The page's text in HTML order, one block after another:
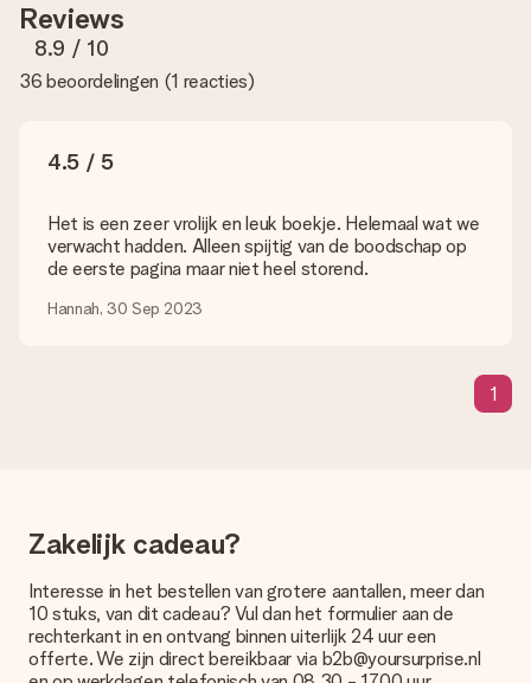
te gebruiken. Als je niet zeker bent over de kwaliteit van je
foto, neem dan contact op met onze klantenservice en stuur
je foto mee met het cadeau dat je wilt bestellen. Zij kunnen
de kwaliteit dan voor je controleren!
Je kan gebruik maken van JPG en PNG bestanden om te
uploaden in onze editor. Is dit te technisch of heb je een
gebruiken? Neem dan even contact op met onze
klantenservice, zij helpen je graag zodat je alsnog jouw cadeau
kunt maken!
Wat als de kleur of optie die ik wil niet beschikbaar is?
je een persoonlijke boodschap plaatsen, zodat de ontvanger
precies weet van wie de verrassing afkomstig is.
Wordt mijn cadeau ingepakt geleverd?
Momenteel hebben we (nog) geen inpakservice om jouw
cadeau mooi in te pakken. Wel versturen we onze cadeaus in
een feestelijke verzendverpakking. Zo is jouw cadeau klaar om
Reviews
8.9 / 10
36 beoordelingen (1 reacties)
4.5 / 5
Het is een zeer vrolijk en leuk boekje. Helemaal wat we
verwacht hadden. Alleen spijtig van de boodschap op
de eerste pagina maar niet heel storend.
Hannah, 30 Sep 2023
1
Zakelijk cadeau?
Interesse in het bestellen van grotere aantallen, meer dan
10 stuks, van dit cadeau? Vul dan het formulier aan de
rechterkant in en ontvang binnen uiterlijk 24 uur een
offerte. We zijn direct bereikbaar via b2b@yoursurprise.nl